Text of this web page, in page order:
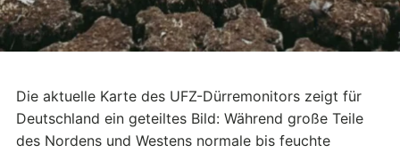
Die aktuelle Karte des UFZ-Dürremonitors zeigt für
Deutschland ein geteiltes Bild: Während große Teile
des Nordens und Westens normale bis feuchte